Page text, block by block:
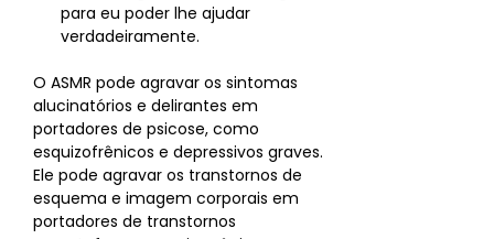
para eu poder lhe ajudar
verdadeiramente.
O ASMR pode agravar os sintomas
alucinatórios e delirantes em
portadores de psicose, como
esquizofrênicos e depressivos graves.
Ele pode agravar os transtornos de
esquema e imagem corporais em
portadores de transtornos